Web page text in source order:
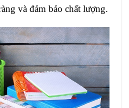
và đảm bảo chất lượng.